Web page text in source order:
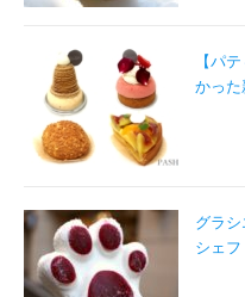
【パ
かった
グラシ
シェフ